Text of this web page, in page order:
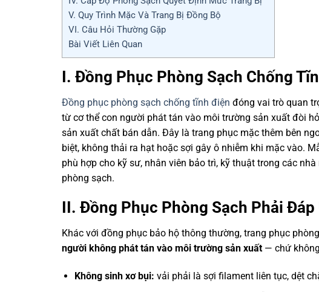
V. Quy Trình Mặc Và Trang Bị Đồng Bộ
VI. Câu Hỏi Thường Gặp
Bài Viết Liên Quan
I. Đồng Phục Phòng Sạch Chống
Đồng phục phòng sạch chống tĩnh điện đóng vai trò quan
từ cơ thể con người phát tán vào môi trường sản xuất đòi
sản xuất chất bán dẫn. Đây là trang phục mặc thêm bên
biệt, không thải ra hạt hoặc sợi gây ô nhiễm khi mặc vào.
phù hợp cho kỹ sư, nhân viên bảo trì, kỹ thuật trong các
phòng sạch.
II. Đồng Phục Phòng Sạch Phải Đáp
Khác với đồng phục bảo hộ thông thường, trang phục
người không phát tán vào môi trường sản xuất — chứ
Không sinh xơ bụi: vải phải là sợi filament liên tục, dệt